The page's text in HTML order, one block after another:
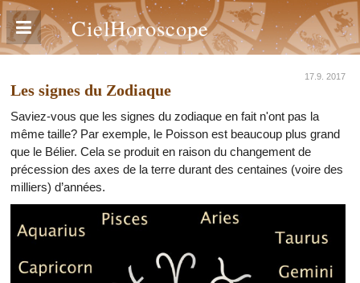
CielHoroscope
17.9. 2017
Les signes du Zodiaque
Saviez-vous que les signes du zodiaque en fait n'ont pas la
même taille? Par exemple, le Poisson est beaucoup plus grand
que le Bélier. Cela se produit en raison du changement de
précession des axes de la terre durant des centaines (voire des
milliers) d’années.